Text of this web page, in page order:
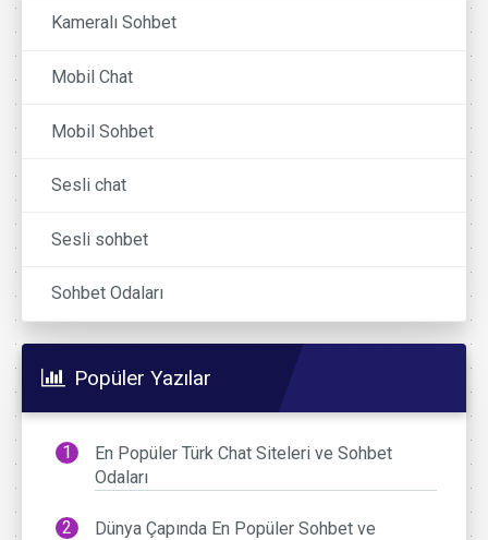
Kameralı Sohbet
Mobil Chat
Mobil Sohbet
Sesli chat
Sesli sohbet
Sohbet Odaları
Popüler Yazılar
En Popüler Türk Chat Siteleri ve Sohbet
Odaları
Dünya Çapında En Popüler Sohbet ve